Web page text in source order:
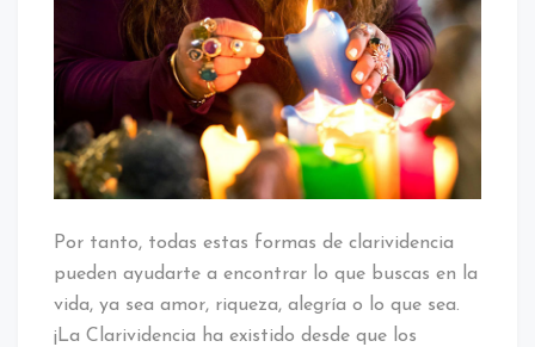
Por tanto, todas estas formas de clarividencia
pueden ayudarte a encontrar lo que buscas en la
vida, ya sea amor, riqueza, alegría o lo que sea.
¡La Clarividencia ha existido desde que los